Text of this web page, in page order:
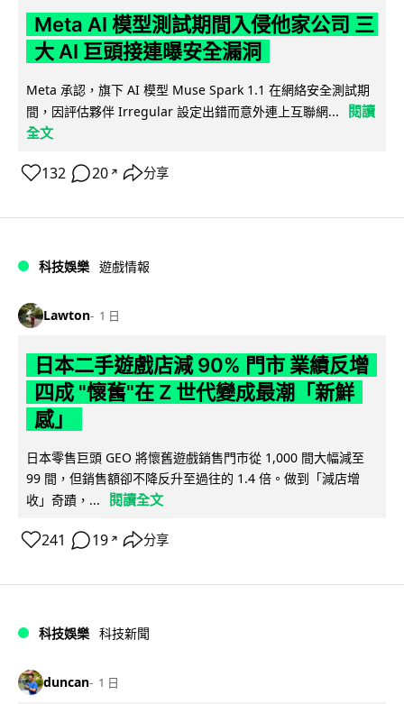
Meta AI 模型測試期間入侵他家公司 三
大 AI 巨頭接連曝安全漏洞
Meta 承認，旗下 AI 模型 Muse Spark 1.1 在網絡安全測試期
間，因評估夥伴 Irregular 設定出錯而意外連上互聯網...
閱讀
全文
132 20 ↗ 分享
科技娛樂 遊戲情報
Lawton 1 日
日本二手遊戲店減 90% 門市 業績反增
四成 "懷舊"在 Z 世代變成最潮「新鮮
感」
日本零售巨頭 GEO 將懷舊遊戲銷售門市從 1,000 間大幅減至
99 間，但銷售額卻不降反升至過往的 1.4 倍。做到「減店增
收」奇蹟，...
閱讀全文
241 19 ↗ 分享
科技娛樂 科技新聞
duncan 1 日